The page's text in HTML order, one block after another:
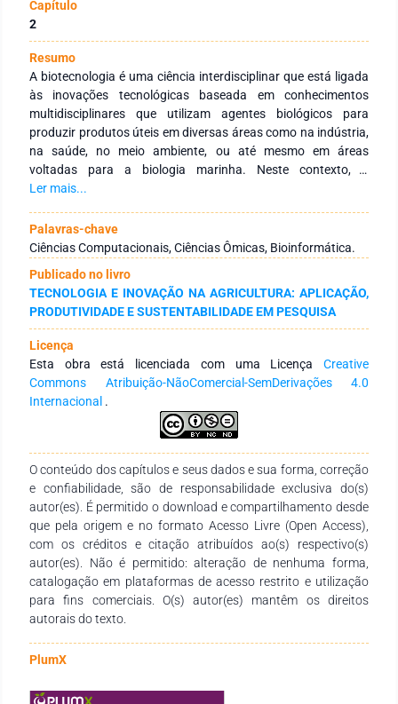
Capítulo
2
Resumo
A biotecnologia é uma ciência interdisciplinar que está ligada
às inovações tecnológicas baseada em conhecimentos
multidisciplinares que utilizam agentes biológicos para
produzir produtos úteis em diversas áreas como na indústria,
na saúde, no meio ambiente, ou até mesmo em áreas
voltadas para a biologia marinha. Neste contexto, a
biotecnologia ainda engloba a bioinformática, caracterizada
para a grande maioria de estudos de cunho científico
pertencentes às ciências ômicas, caracterizadas por sua vez
pelas áreas: genômica, transcriptômica, proteômica e
metabolômica. Com o passar dos anos, estas áreas vêm
mostrando avanços que auxiliam na compreensão de
diversos aspectos voltados para as ciências biológicas, como
é o caso da descoberta de diversas vacinas, medicamentos,
melhoramento genético de plantas, tecnologia de alimentos e
entre outras. Assim, este trabalho teve como objetivo realizar
uma breve revisão bibliográfica voltada para a bioinformática
aplicada às ciências ômicas.
Ler mais...
Palavras-chave
Ciências Computacionais, Ciências Ômicas, Bioinformática.
Publicado no livro
TECNOLOGIA E INOVAÇÃO NA AGRICULTURA: APLICAÇÃO,
PRODUTIVIDADE E SUSTENTABILIDADE EM PESQUISA
Licença
Esta obra está licenciada com uma Licença Creative
Commons Atribuição-NãoComercial-SemDerivações 4.0
Internacional .
O conteúdo dos capítulos e seus dados e sua forma, correção
e confiabilidade, são de responsabilidade exclusiva do(s)
autor(es). É permitido o download e compartilhamento desde
que pela origem e no formato Acesso Livre (Open Access),
com os créditos e citação atribuídos ao(s) respectivo(s)
autor(es). Não é permitido: alteração de nenhuma forma,
catalogação em plataformas de acesso restrito e utilização
para fins comerciais. O(s) autor(es) mantêm os direitos
autorais do texto.
PlumX